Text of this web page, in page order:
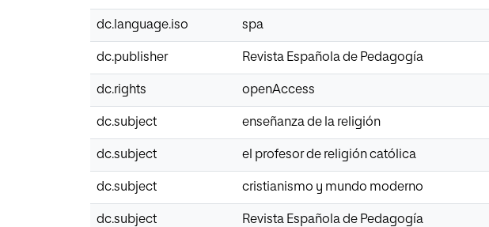
dc.language.iso spa
dc.publisher Revista Española de Pedagogía
dc.rights openAccess
dc.subject enseñanza de la religión
dc.subject el profesor de religión católica
dc.subject cristianismo y mundo moderno
dc.subject Revista Española de Pedagogía